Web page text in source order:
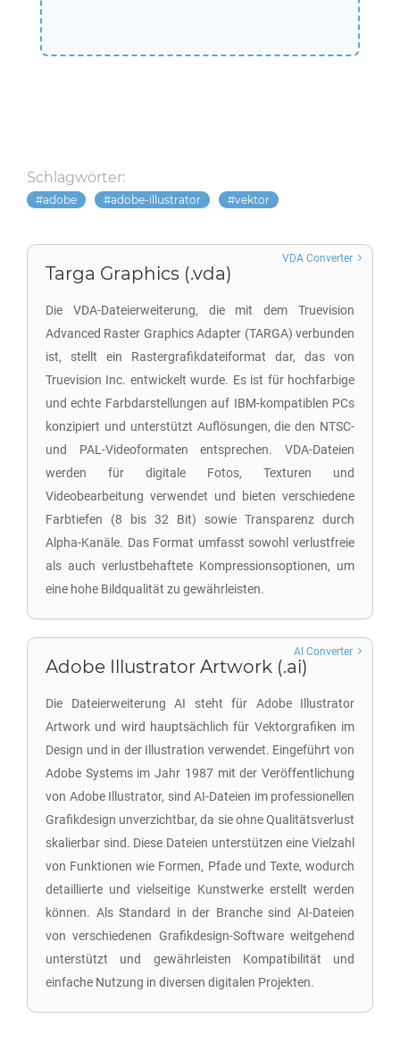
Schlagwörter:
adobe adobe-illustrator vektor
Targa Graphics (.vda)
Die VDA-Dateierweiterung, die mit dem Truevision
Advanced Raster Graphics Adapter (TARGA) verbunden
ist, stellt ein Rastergrafikdateiformat dar, das von
Truevision Inc. entwickelt wurde. Es ist für hochfarbige
und echte Farbdarstellungen auf IBM-kompatiblen PCs
konzipiert und unterstützt Auflösungen, die den NTSC-
und PAL-Videoformaten entsprechen. VDA-Dateien
werden für digitale Fotos, Texturen und
Videobearbeitung verwendet und bieten verschiedene
Farbtiefen (8 bis 32 Bit) sowie Transparenz durch
Alpha-Kanäle. Das Format umfasst sowohl verlustfreie
als auch verlustbehaftete Kompressionsoptionen, um
eine hohe Bildqualität zu gewährleisten.
VDA Converter
Adobe Illustrator Artwork (.ai)
Die Dateierweiterung AI steht für Adobe Illustrator
Artwork und wird hauptsächlich für Vektorgrafiken im
Design und in der Illustration verwendet. Eingeführt von
Adobe Systems im Jahr 1987 mit der Veröffentlichung
von Adobe Illustrator, sind AI-Dateien im professionellen
Grafikdesign unverzichtbar, da sie ohne Qualitätsverlust
skalierbar sind. Diese Dateien unterstützen eine Vielzahl
von Funktionen wie Formen, Pfade und Texte, wodurch
detaillierte und vielseitige Kunstwerke erstellt werden
können. Als Standard in der Branche sind AI-Dateien
von verschiedenen Grafikdesign-Software weitgehend
unterstützt und gewährleisten Kompatibilität und
einfache Nutzung in diversen digitalen Projekten.
AI Converter